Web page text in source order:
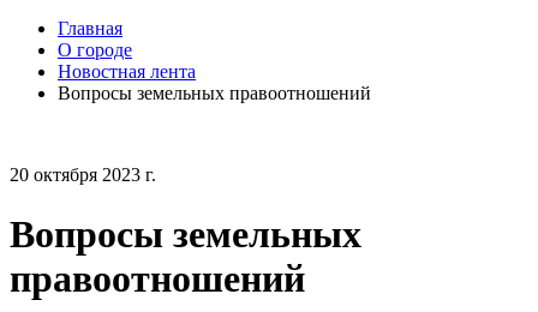
Главная
О городе
Новостная лента
Вопросы земельных правоотношений
20 октября 2023 г.
Вопросы земельных
правоотношений